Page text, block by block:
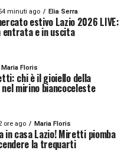
minuti ago Elia Serra
estivo Lazio 2026 LIVE:
e in uscita
Maria Floris
chi è il gioiello della
mirino biancoceleste
ore ago Maria Floris
in casa Lazio! Miretti piomba
la trequarti